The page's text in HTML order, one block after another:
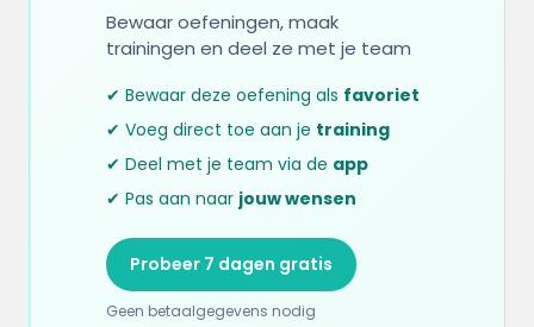
Bewaar oefeningen, maak
trainingen en deel ze met je team
✔ Bewaar deze oefening als favoriet
✔ Voeg direct toe aan je training
✔ Deel met je team via de app
✔ Pas aan naar jouw wensen
Probeer 7 dagen gratis
Geen betaalgegevens nodig